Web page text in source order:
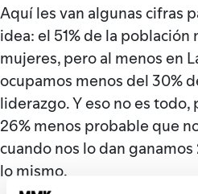
Aquí les van algunas cifras
idea: el 51% de la población
mujeres, pero al menos en
ocupamos menos del 30%
liderazgo. Y eso no es
26% menos probable que
cuando nos lo dan
lo mismo.